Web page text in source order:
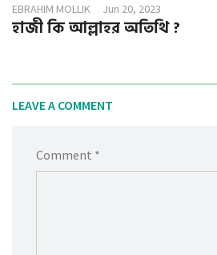
EBRAHIM MOLLIK Jun 20, 2023
হাজী কি আল্লাহর অতিথি ?
LEAVE A COMMENT
Comment *